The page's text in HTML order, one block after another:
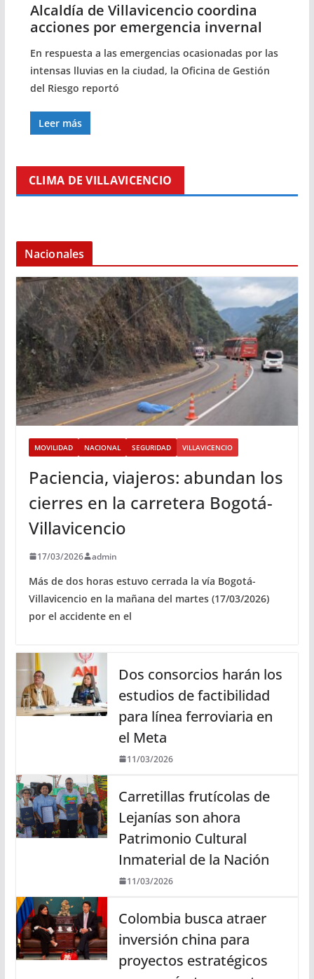
Alcaldía de Villavicencio coordina
acciones por emergencia invernal
En respuesta a las emergencias ocasionadas por las
intensas lluvias en la ciudad, la Oficina de Gestión
del Riesgo reportó
Leer más
CLIMA DE VILLAVICENCIO
Nacionales
MOVILIDAD NACIONAL SEGURIDAD VILLAVICENCIO
Paciencia, viajeros: abundan los
cierres en la carretera Bogotá-
Villavicencio
17/03/2026 admin
Más de dos horas estuvo cerrada la vía Bogotá-
Villavicencio en la mañana del martes (17/03/2026)
por el accidente en el
Dos consorcios harán los
estudios de factibilidad
para línea ferroviaria en
el Meta
11/03/2026
Carretillas frutícolas de
Lejanías son ahora
Patrimonio Cultural
Inmaterial de la Nación
11/03/2026
Colombia busca atraer
inversión china para
proyectos estratégicos